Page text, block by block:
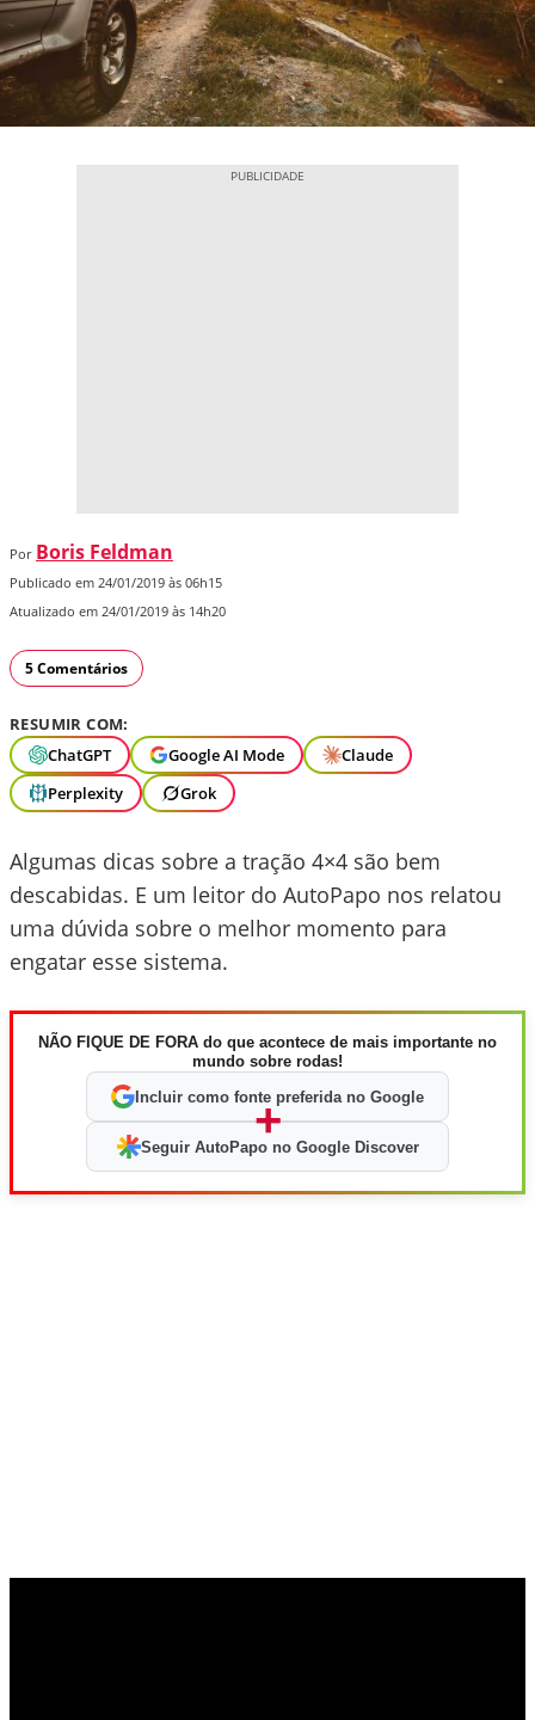
Por Boris Feldman
Publicado em 24/01/2019 às 06h15
Atualizado em 24/01/2019 às 14h20
5 Comentários
RESUMIR COM:
ChatGPT
Google AI Mode
Claude
Perplexity
Grok
Algumas dicas sobre a tração 4×4 são bem
descabidas. E um leitor do AutoPapo nos relatou
uma dúvida sobre o melhor momento para
engatar esse sistema.
NÃO FIQUE DE FORA do que acontece de mais importante no
mundo sobre rodas!
Incluir como fonte preferida no Google
+
Seguir AutoPapo no Google Discover